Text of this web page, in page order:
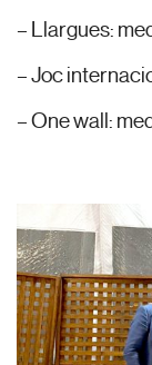
– Llargues:
– Joc
– One wall: